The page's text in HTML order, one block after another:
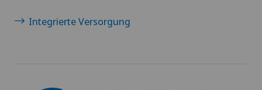
Integrierte Versorgung